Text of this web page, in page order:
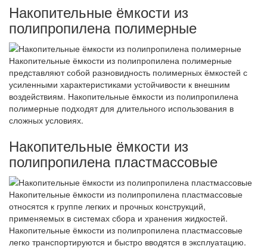
Накопительные ёмкости из
полипропилена полимерные
Накопительные ёмкости из полипропилена полимерные
представляют собой разновидность полимерных ёмкостей с
усиленными характеристиками устойчивости к внешним
воздействиям. Накопительные ёмкости из полипропилена
полимерные подходят для длительного использования в
сложных условиях.
Накопительные ёмкости из
полипропилена пластмассовые
Накопительные ёмкости из полипропилена пластмассовые
относятся к группе легких и прочных конструкций,
применяемых в системах сбора и хранения жидкостей.
Накопительные ёмкости из полипропилена пластмассовые
легко транспортируются и быстро вводятся в эксплуатацию.